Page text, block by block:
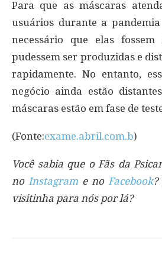
Para que as máscaras
usuários durante a
necessário que elas
pudessem ser produzidas e
rapidamente. No entanto,
negócio ainda estão
máscaras estão em fase de
(Fonte:exame.abril.com.b)
Você sabia que o Fãs da
no Instagrame no Facebook?
visitinha para nós por lá?